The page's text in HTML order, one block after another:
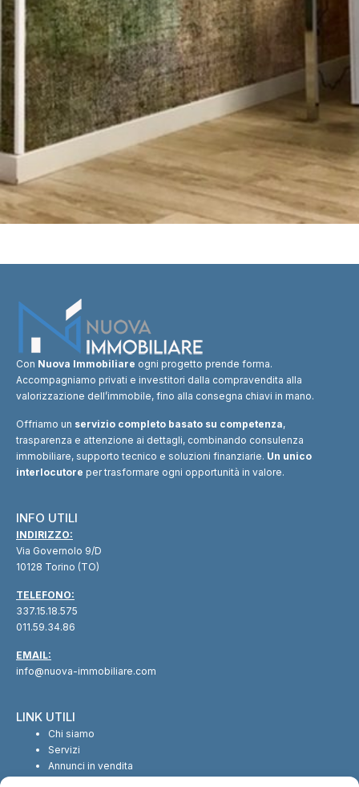
Con Nuova Immobiliare ogni progetto prende forma.
Accompagniamo privati e investitori dalla compravendita alla
valorizzazione dell’immobile, fino alla consegna chiavi in mano.
Offriamo un servizio completo basato su competenza,
trasparenza e attenzione ai dettagli, combinando consulenza
immobiliare, supporto tecnico e soluzioni finanziarie. Un unico
interlocutore per trasformare ogni opportunità in valore.
INFO UTILI
INDIRIZZO:
Via Governolo 9/D
10128 Torino (TO)
TELEFONO:
337.15.18.575
011.59.34.86
EMAIL:
info@nuova-immobiliare.com
LINK UTILI
Chi siamo
Servizi
Annunci in vendita